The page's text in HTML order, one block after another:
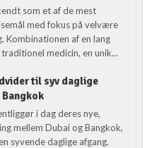
som et af de mest
med fokus på velvære
Kombinationen af en lang
medicin, en unik...
til syv daglige
i dag deres nye,
mellem Dubai og Bangkok,
syvende daglige afgang.